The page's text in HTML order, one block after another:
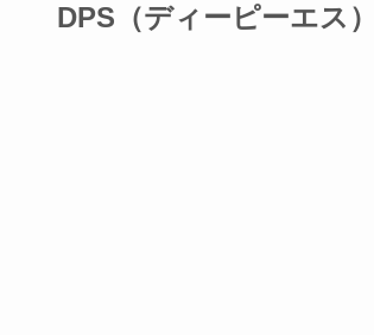
DPS（ディーピーエス）